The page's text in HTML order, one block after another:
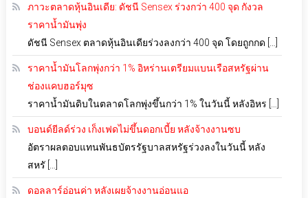
ภาวะตลาดหุ้นอินเดีย: ดัชนี Sensex ร่วงกว่า 400 จุด กังวล
ราคาน้ำมันพุ่ง
ดัชนี Sensex ตลาดหุ้นอินเดียร่วงลงกว่า 400 จุด โดยถูกกด […]
ราคาน้ำมันโลกพุ่งกว่า 1% อิหร่านเตรียมแบนเรือสหรัฐผ่าน
ช่องแคบฮอร์มุซ
ราคาน้ำมันดิบในตลาดโลกพุ่งขึ้นกว่า 1% ในวันนี้ หลังอิหร […]
บอนด์ยีลด์ร่วง เก็งเฟดไม่ขึ้นดอกเบี้ย หลังจ้างงานซบ
อัตราผลตอบแทนพันธบัตรรัฐบาลสหรัฐร่วงลงในวันนี้ หลัง
สหรั […]
ดอลลาร์อ่อนค่า หลังเผยจ้างงานอ่อนแอ